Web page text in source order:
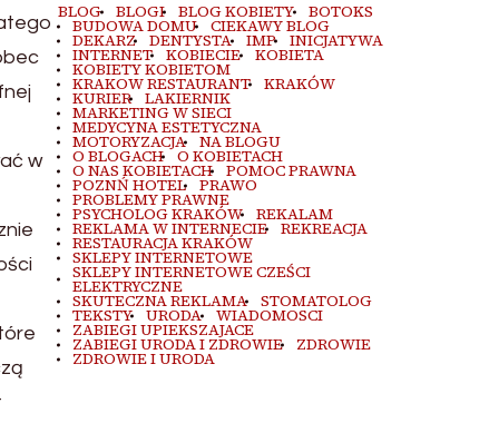
w
BLOG BLOGI BLOG KOBIETY BOTOKS
BUDOWA DOMU CIEKAWY BLOG
DEKARZ DENTYSTA IMP INICJATYWA
INTERNET KOBIECIE KOBIETA
KOBIETY KOBIETOM
KRAKOW RESTAURANT KRAKÓW
KURIER LAKIERNIK
MARKETING W SIECI
MEDYCYNA ESTETYCZNA
MOTORYZACJA NA BLOGU
O BLOGACH O KOBIETACH
O NAS KOBIETACH POMOC PRAWNA
POZNŃ HOTEL PRAWO
PROBLEMY PRAWNE
PSYCHOLOG KRAKÓW REKALAM
REKLAMA W INTERNECIE REKREACJA
RESTAURACJA KRAKÓW
SKLEPY INTERNETOWE
SKLEPY INTERNETOWE CZEŚCI
ELEKTRYCZNE
SKUTECZNA REKLAMA STOMATOLOG
TEKSTY URODA WIADOMOSCI
ZABIEGI UPIEKSZAJACE
ZABIEGI URODA I ZDROWIE ZDROWIE
ZDROWIE I URODA